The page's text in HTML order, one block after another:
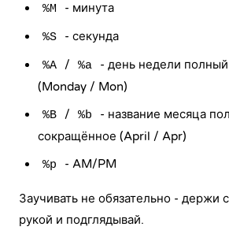
%M - минута
%S - секунда
%A / %a
- день недели
(Monday / Mon)
%B / %b
- название месяца
сокращённое (April / Apr)
%p - AM/PM
Заучивать не обязательно - держи
рукой и подглядывай.